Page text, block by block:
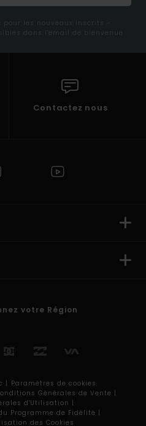
pour les nouveaux inscrits -
dans l'email de bienvenue
Contactez nous
votre Région
| Paramètres de cookies
Générales de Vente |
d'Utilisation |
Programme de Fidélité |
des Cookies